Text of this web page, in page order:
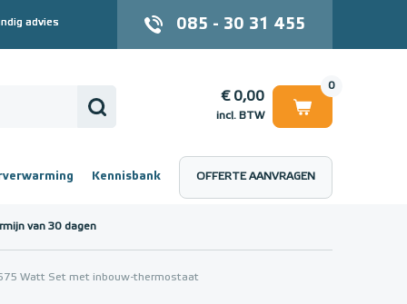
advies 085 - 30 31 455
0
€ 0,00
incl. BTW
€ 0,00
Kennisbank OFFERTE AANVRAGEN
van 30 dagen
Watt Set met inbouw-thermostaat